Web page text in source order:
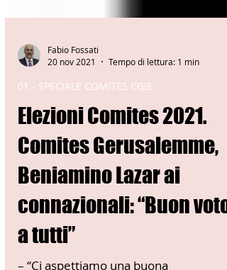
Fabio Fossati
20 nov 2021
Tempo di lettura: 1 min
01 - SPECIALE COMITES CGIE
Elezioni Comites 2021.
Comites Gerusalemme,
Beniamino Lazar ai